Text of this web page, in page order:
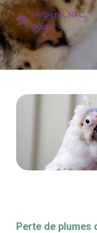
bookmark_border Hygiène, NAC,
Soins
Perte de plumes